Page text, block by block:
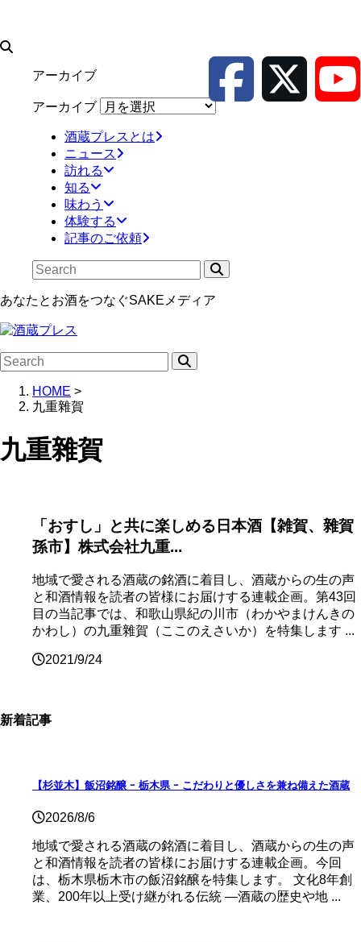
アーカイブ
アーカイブ
酒蔵プレスとは
ニュース
訪れる
知る
味わう
体験する
記事のご依頼
あなたとお酒をつなぐSAKEメディア
HOME >
九重雜賀
九重雜賀
「おすし」と共に楽しめる日本酒【雑賀、雜賀
孫市】株式会社九重...
地域で愛される酒蔵の銘酒に着目し、酒蔵からの生の声
と和酒情報を読者の皆様にお届けする連載企画。第43回
目の当記事では、和歌山県紀の川市（わかやまけんきの
かわし）の九重雜賀（ここのえさいか）を特集します ...
2021/9/24
新着記事
【杉並木】飯沼銘醸 ｰ 栃木県 ｰ こだわりと優しさを兼ね備えた酒蔵
2026/8/6
地域で愛される酒蔵の銘酒に着目し、酒蔵からの生の声
と和酒情報を読者の皆様にお届けする連載企画。今回
は、栃木県栃木市の飯沼銘醸を特集します。 文化8年創
業、200年以上受け継がれる伝統 ―酒蔵の歴史や地 ...